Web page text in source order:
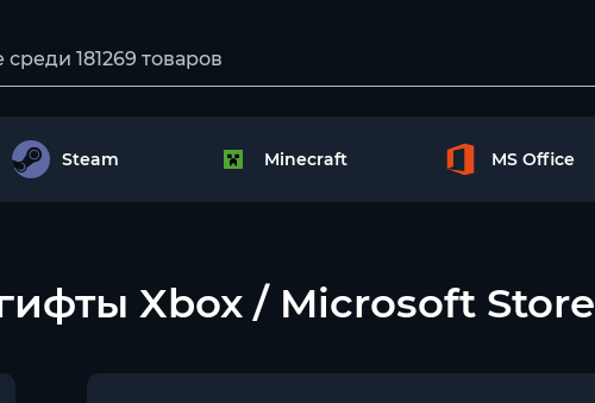
Steam Minecraft MS Office
Xbox / Microsoft Store